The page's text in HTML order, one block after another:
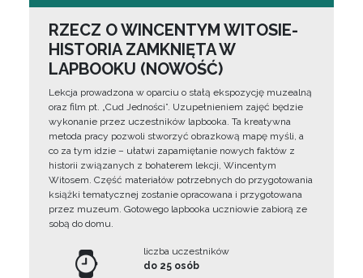
RZECZ O WINCENTYM WITOSIE-
HISTORIA ZAMKNIĘTA W
LAPBOOKU (NOWOŚĆ)
Lekcja prowadzona w oparciu o stałą ekspozycję muzealną
oraz film pt. „Cud Jedności”. Uzupełnieniem zajęć będzie
wykonanie przez uczestników lapbooka. Ta kreatywna
metoda pracy pozwoli stworzyć obrazkową mapę myśli, a
co za tym idzie – ułatwi zapamiętanie nowych faktów z
historii związanych z bohaterem lekcji, Wincentym
Witosem. Część materiałów potrzebnych do przygotowania
książki tematycznej zostanie opracowana i przygotowana
przez muzeum. Gotowego lapbooka uczniowie zabiorą ze
sobą do domu.
liczba uczestników
do 25 osób